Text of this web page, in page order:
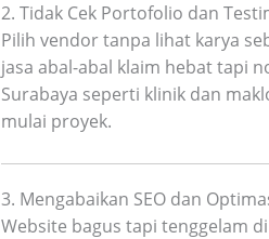
2. Tidak Cek Portofolio dan
Pilih vendor tanpa lihat karya
jasa abal-abal klaim hebat tapi
Surabaya seperti klinik dan
mulai proyek.
3. Mengabaikan SEO dan
Website bagus tapi tenggelam